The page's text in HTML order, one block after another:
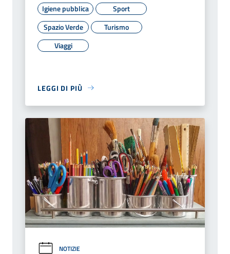
Igiene pubblica
Sport
Spazio Verde
Turismo
Viaggi
LEGGI DI PIÙ
NOTIZIE